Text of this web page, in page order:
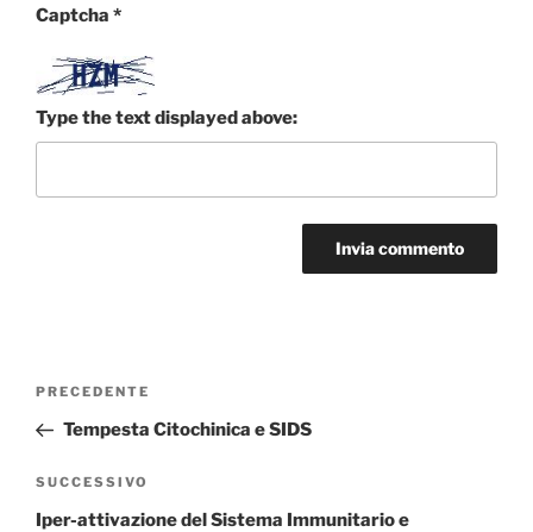
Captcha *
Type the text displayed above:
Navigazione
Articolo
precedente:
PRECEDENTE
Tempesta Citochinica e SIDS
Articolo
successivo
SUCCESSIVO
Iper-attivazione del Sistema Immunitario e